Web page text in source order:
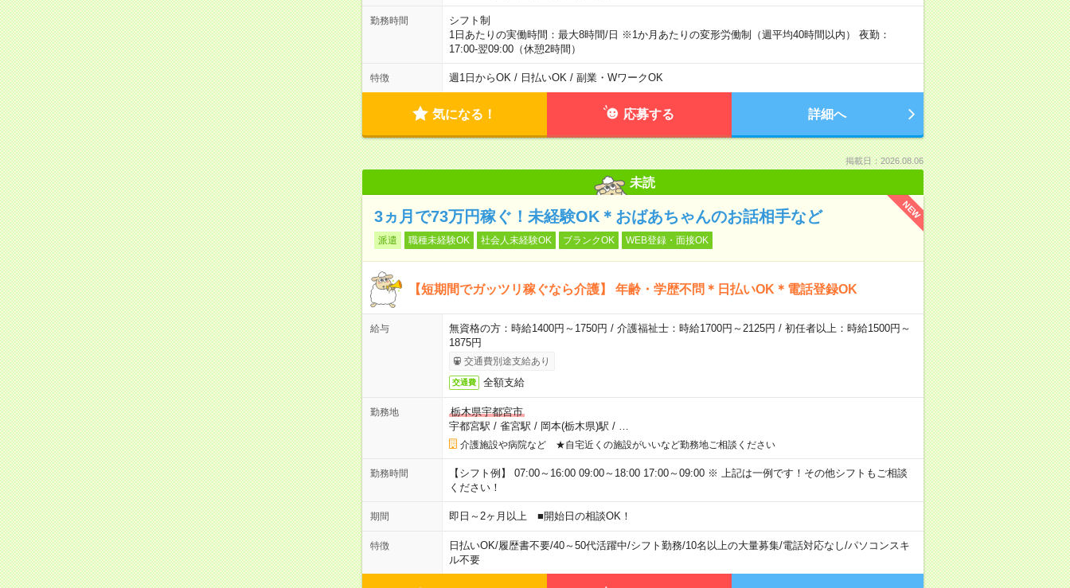
勤務時間
シフト制
1日あたりの実働時間：最大8時間/日 ※1か月あたりの変形労働制（週平均40時間以内） 夜勤：
17:00-翌09:00（休憩2時間）
特徴 週1日からOK / 日払いOK / 副業・WワークOK
気になる！ 応募する 詳細へ
掲載日：2026.08.06
未読
NEW
3ヵ月で73万円稼ぐ！未経験OK＊おばあちゃんのお話相手など
派遣 職種未経験OK 社会人未経験OK ブランクOK WEB登録・面接OK
【短期間でガッツリ稼ぐなら介護】 年齢・学歴不問＊日払いOK＊電話登録OK
給与
無資格の方：時給1400円～1750円 / 介護福祉士：時給1700円～2125円 / 初任者以上：時給1500円～
1875円
交通費別途支給あり
交通費 全額支給
勤務地
栃木県宇都宮市
宇都宮駅 / 雀宮駅 / 岡本(栃木県)駅 /
介護施設や病院など ★自宅近くの施設がいいなど勤務地ご相談ください
勤務時間
【シフト例】 07:00～16:00 09:00～18:00 17:00～09:00 ※ 上記は一例です！その他シフトもご相談
ください！
期間 即日～2ヶ月以上 ■開始日の相談OK！
特徴 日払いOK/履歴書不要/40～50代活躍中/シフト勤務/10名以上の大量募集/電話対応なし/パソコンスキ
ル不要